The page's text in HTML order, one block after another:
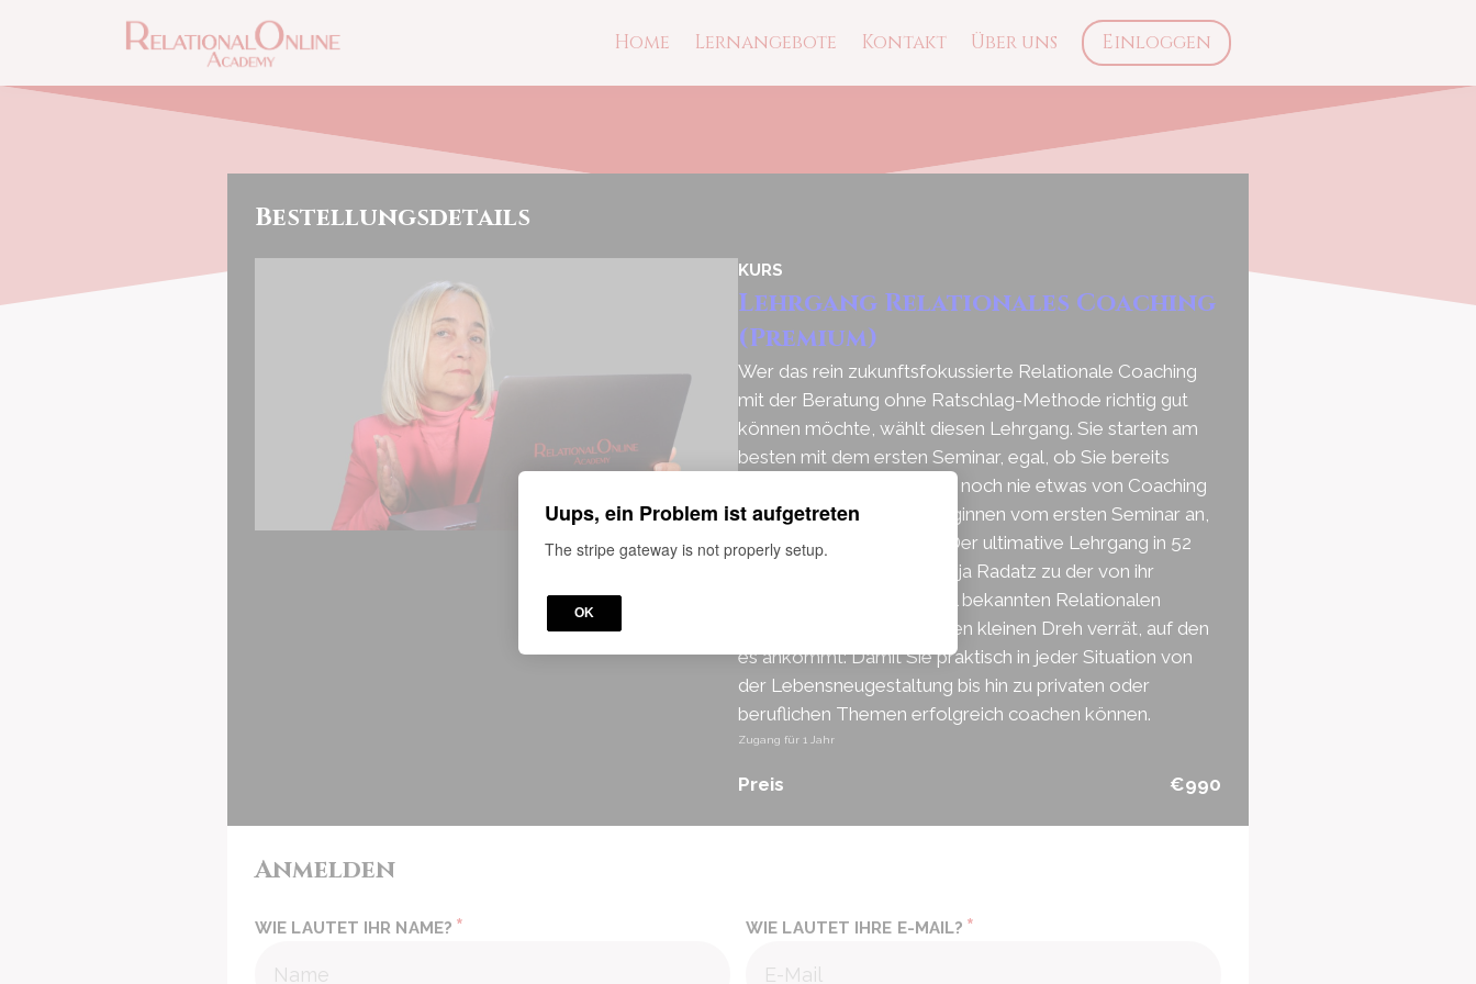
Home Lernangebote Kontakt Über uns Einloggen
Bestellungsdetails
KURS
Lehrgang Relationales Coaching
(Premium)
Wer das rein zukunftsfokussierte Relationale Coaching
mit der Beratung ohne Ratschlag-Methode richtig gut
können möchte, wählt diesen Lehrgang. Sie starten am
besten mit dem ersten Seminar, egal, ob Sie bereits
jahrelang Coach sind oder noch nie etwas von Coaching
gehört haben. Und Sie beginnen vom ersten Seminar an,
in der Praxis zu coachen. Der ultimative Lehrgang in 52
Seminaren, in dem Dr. Sonja Radatz zu der von ihr
entwickelten, international bekannten Relationalen
Coaching-Philosophie jeden kleinen Dreh verrät, auf den
es ankommt: Damit Sie praktisch in jeder Situation von
der Lebensneugestaltung bis hin zu privaten oder
beruflichen Themen erfolgreich coachen können.
Zugang für 1 Jahr
Preis €990
Anmelden
WIE LAUTET IHR NAME?* WIE LAUTET IHRE E-MAIL?*
Uups, ein Problem ist aufgetreten
The stripe gateway is not properly setup.
OK